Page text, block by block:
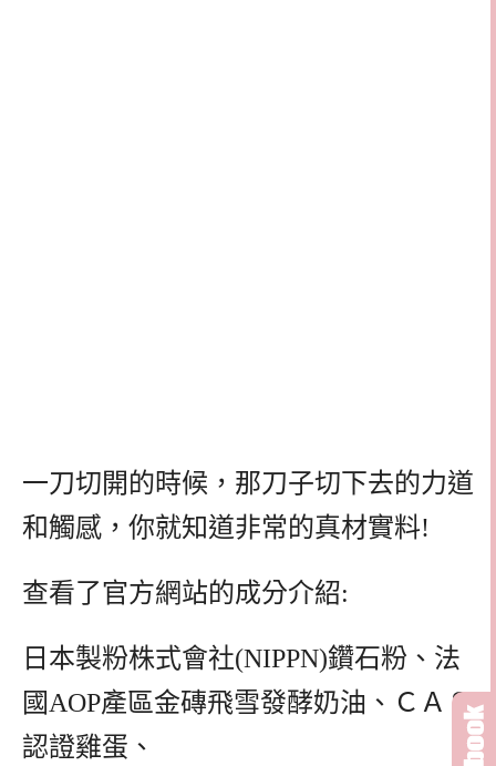
一刀切開的時候，那刀子切下去的力道
和觸感，你就知道非常的真材實料!
查看了官方網站的成分介紹:
日本製粉株式會社(NIPPN)鑽石粉、法
國AOP產區金磚飛雪發酵奶油、ＣＡＳ
認證雞蛋、